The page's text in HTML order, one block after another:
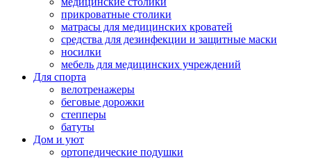
прикроватные столики
матрасы для медицинских кроватей
средства для дезинфекции и защитные маски
носилки
мебель для медицинских учреждений
Для спорта
велотренажеры
беговые дорожки
степперы
батуты
Дом и уют
ортопедические подушки